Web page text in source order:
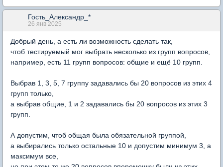
Гость_Александр_*
26 янв 2025
Добрый день, а есть ли возможность сделать так,
чтоб тестируемый мог выбрать несколько из групп вопросов,
например, есть 11 групп вопросов: общие и ещё 10 групп.
Выбрав 1, 3, 5, 7 группу задавались бы 20 вопросов из этих 4
групп только,
а выбрав общие, 1 и 2 задавались бы 20 вопросов из этих 3
групп.
А допустим, чтоб общая была обязательной группой,
а выбирались только остальные 10 и допустим минимум 3, а
максимум все,